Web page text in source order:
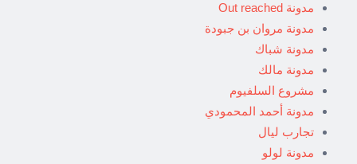
مدونة Out reached
مدونة مروان بن جبودة
مدونة شباك
مدونة مالك
مشروع السلفيوم
مدونة أحمد المحمودي
تجارب ليال
مدونة لولو